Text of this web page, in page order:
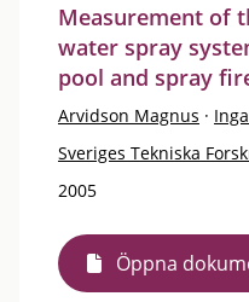
Measurement of
water spray
pool and spray
Arvidson Magnus ·
Sveriges Tekniska
2005
Öppna